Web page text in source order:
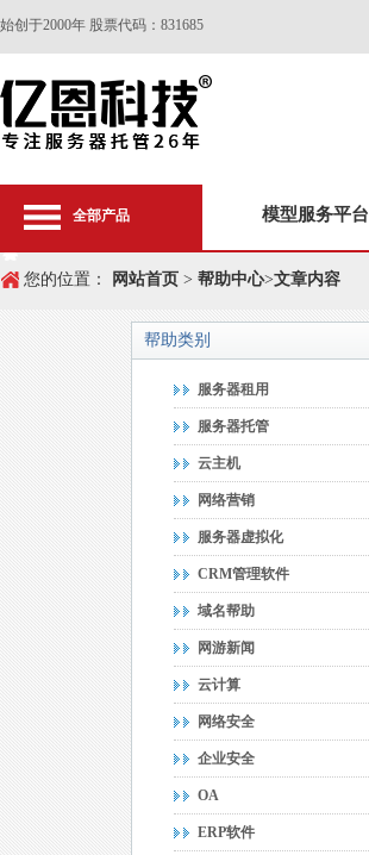
始创于2000年 股票代码：831685
全部产品 模型服务平台
您的位置： 网站首页 > 帮助中心>文章内容
帮助类别
服务器租用
服务器托管
云主机
网络营销
服务器虚拟化
CRM管理软件
域名帮助
网游新闻
云计算
网络安全
企业安全
OA
ERP软件